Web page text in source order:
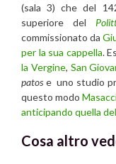
(sala 3) che del
superiore del
commissionato da
per la sua cappella.
la Vergine, San
patos e uno studio
questo modo
anticipando quella
Cosa altro